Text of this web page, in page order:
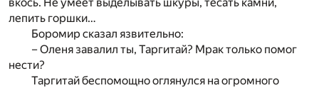
лепить горшки…
Боромир сказал язвительно:
– Оленя завалил ты, Таргитай? Мрак только помог
нести?
Таргитай беспомощно оглянулся на огромного